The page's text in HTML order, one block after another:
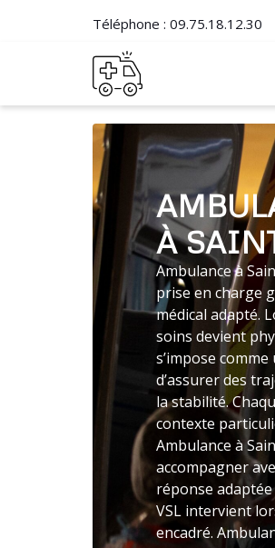
Téléphone : 09.75.18.12.30
À
Ambulance à
prise en charge
médical adapté.
soins devient
s’impose
d’assurer des
la stabilité.
contexte
Ambulance à
accompagner
réponse
VSL intervient
encadré.